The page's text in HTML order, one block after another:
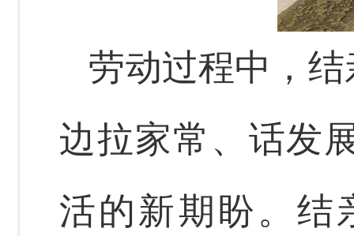
劳动过程中，
边拉家常、话发
活的新期盼。结